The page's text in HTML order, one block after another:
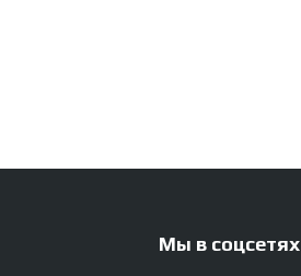
Мы в соцсетях